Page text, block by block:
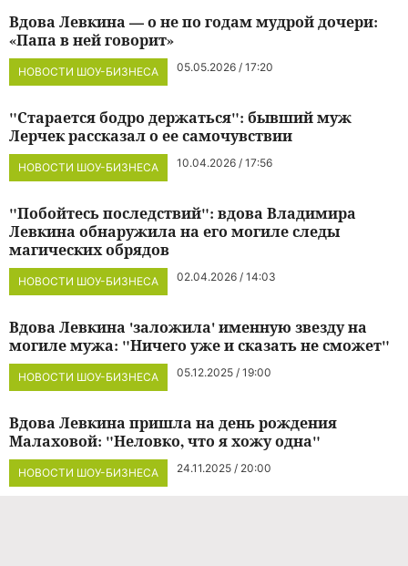
НОВОСТИ ШОУ-БИЗНЕСА 05.05.2026 / 17:20
Вдова Левкина — о не по годам мудрой дочери:
«Папа в ней говорит»
НОВОСТИ ШОУ-БИЗНЕСА 10.04.2026 / 17:56
"Старается бодро держаться": бывший муж
Лерчек рассказал о ее самочувствии
НОВОСТИ ШОУ-БИЗНЕСА 02.04.2026 / 14:03
"Побойтесь последствий": вдова Владимира
Левкина обнаружила на его могиле следы
магических обрядов
НОВОСТИ ШОУ-БИЗНЕСА 05.12.2025 / 19:00
Вдова Левкина 'заложила' именную звезду на
могиле мужа: "Ничего уже и сказать не сможет"
НОВОСТИ ШОУ-БИЗНЕСА 24.11.2025 / 20:00
Вдова Левкина пришла на день рождения
Малаховой: "Неловко, что я хожу одна"